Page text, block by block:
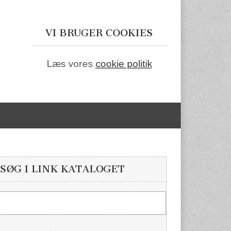
VI BRUGER COOKIES
Læs vores cookie politik
SØG I LINK KATALOGET